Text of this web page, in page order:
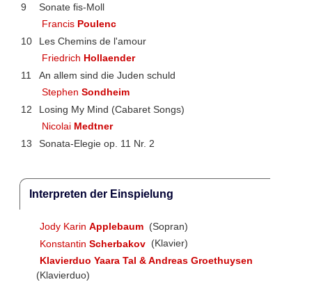
9
Sonate fis-Moll
Francis Poulenc
10
Les Chemins de l'amour
Friedrich Hollaender
11
An allem sind die Juden schuld
StephenSondheim
12
Losing My Mind (Cabaret Songs)
Nicolai Medtner
13
Sonata-Elegie op. 11 Nr. 2
Interpreten der Einspielung
Jody Karin Applebaum (Sopran)
Konstantin Scherbakov (Klavier)
Klavierduo Yaara Tal & Andreas Groethuysen
(Klavierduo)